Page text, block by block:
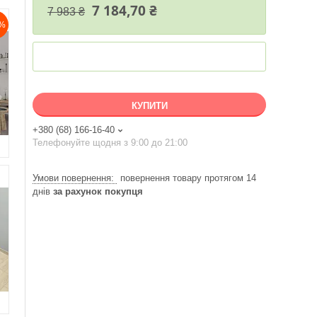
7 983 ₴ 7 184,70 ₴
КУПИТИ
+380 (68) 166-16-40
Телефонуйте щодня з 9:00 до 21:00
повернення товару протягом 14
днів за рахунок покупця